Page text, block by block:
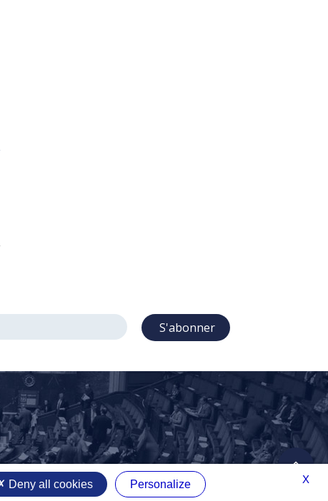
S'abonner
X
Deny all cookies Personalize